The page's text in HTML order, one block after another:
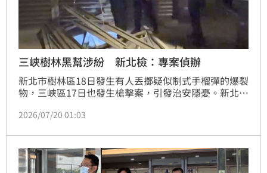
三峽樹林黑幫涉紛 新北檢：專案偵辦
新北市樹林區18日發生有人丟擲疑似制式手榴彈的爆裂
物，三峽區17日也發生槍擊案，引發治安隱憂。新北檢
案小組展開偵辦。
2026/07/20 01:03